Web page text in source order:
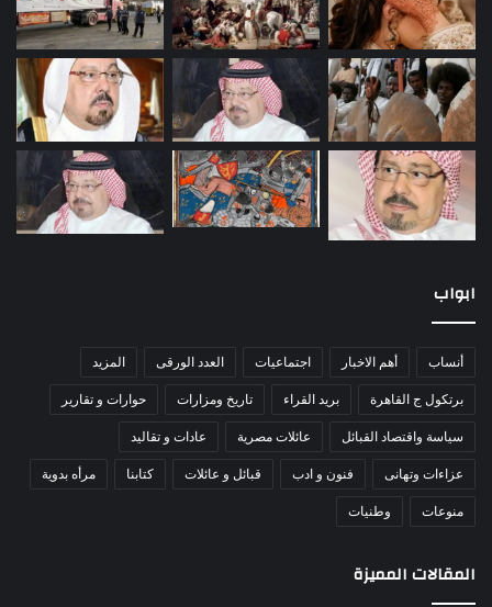
ابواب
أنساب أهم الاخبار اجتماعيات العدد الورقى المزيد
برتكول ج القاهرة بريد القراء تاريخ ومزارات حوارات و تقارير
سياسة واقتصاد القبائل عائلات مصرية عادات و تقاليد
عزاءات وتهانى فنون و ادب قبائل و عائلات كتابنا مرأه بدوية
منوعات وطنيات
المقالات المميزة